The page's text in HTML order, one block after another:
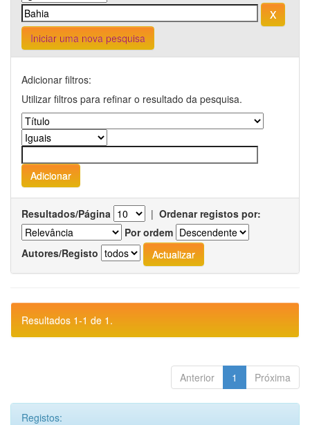
Iniciar uma nova pesquisa
Adicionar filtros:
Utilizar filtros para refinar o resultado da pesquisa.
Resultados/Página | Ordenar registos por:
Por ordem
Autores/Registo
Resultados 1-1 de 1.
Anterior 1 Próxima
Registos: